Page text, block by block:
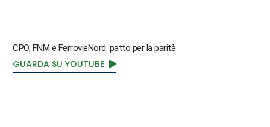
CPO, FNM e FerrovieNord: patto per la parità
GUARDA SU YOUTUBE